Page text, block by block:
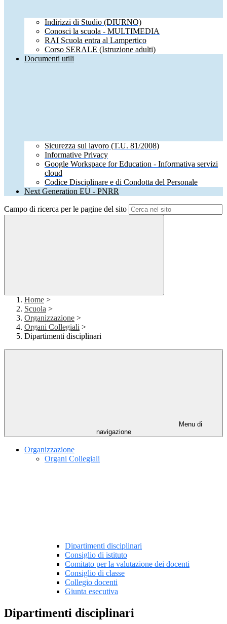
Indirizzi di Studio (DIURNO)
Conosci la scuola - MULTIMEDIA
RAI Scuola entra al Lampertico
Corso SERALE (Istruzione adulti)
Documenti utili
Sicurezza sul lavoro (T.U. 81/2008)
Informative Privacy
Google Workspace for Education - Informativa servizi
cloud
Codice Disciplinare e di Condotta del Personale
Next Generation EU - PNRR
Campo di ricerca per le pagine del sito
Home >
Scuola >
Organizzazione >
Organi Collegiali >
Dipartimenti disciplinari
Menu di
navigazione
Organizzazione
Organi Collegiali
Dipartimenti disciplinari
Consiglio di istituto
Comitato per la valutazione dei docenti
Consiglio di classe
Collegio docenti
Giunta esecutiva
Dipartimenti disciplinari